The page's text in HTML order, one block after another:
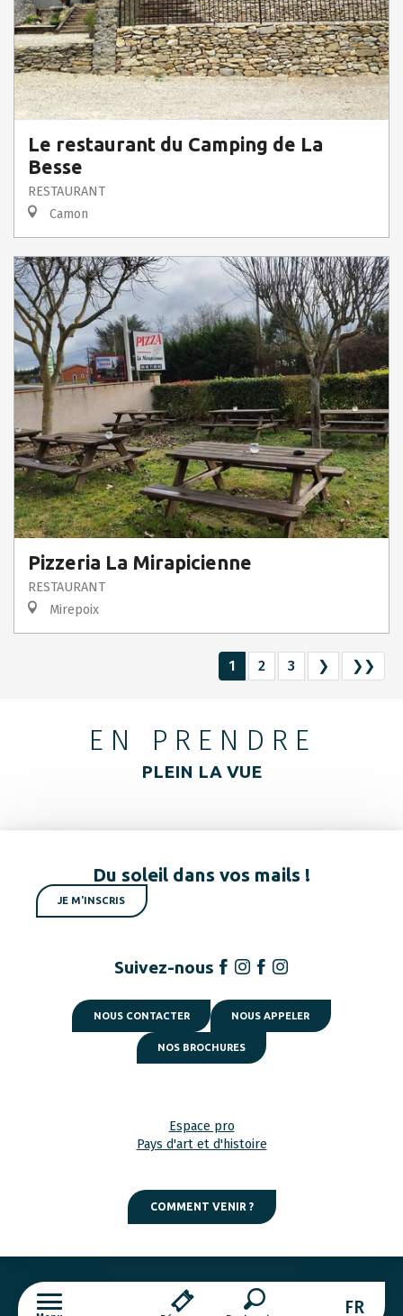
FR
Le restaurant du Camping de La
Besse
RESTAURANT
Camon
Pizzeria La Mirapicienne
RESTAURANT
Mirepoix
1 2 3 ❯ ❯❯
EN PRENDRE
PLEIN LA VUE
Du soleil dans vos mails !
JE M'INSCRIS
Suivez-nous
NOUS CONTACTER NOUS APPELER
NOS BROCHURES
Espace pro
Pays d'art et d'histoire
COMMENT VENIR ?
Mentions légales Gestion des cookies